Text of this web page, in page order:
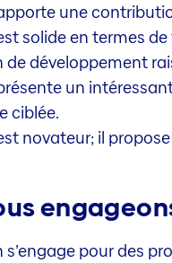
une
solide en termes
de développement
un
ciblée.
novateur; il
pour des